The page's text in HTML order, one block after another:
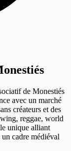
de Monestiés
avec un marché
créateurs et des
reggae, world
unique alliant
cadre médiéval